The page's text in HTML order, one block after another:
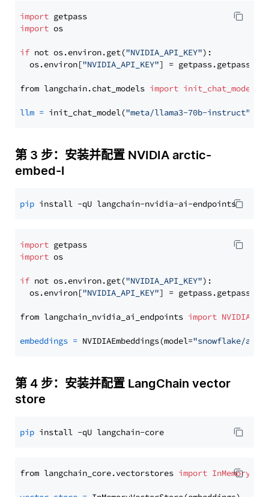
import
import os
if not os.environ.get("NVIDIA_API_KEY"):
  os.environ[
"NVIDIA_API_KEY"] = getpass.getpass(
from langchain.chat_models import init_chat_model
llm = init_chat_model("meta/llama3-70b-instruct"
第 3 步：安装并配置 NVIDIA arctic-
embed-l
pip
import
import os
if not os.environ.get("NVIDIA_API_KEY"):
  os.environ[
"NVIDIA_API_KEY"] = getpass.getpass(
from langchain_nvidia_ai_endpoints import
embeddings = NVIDIAEmbeddings(model="snowflake/
第 4 步：安装并配置 LangChain vector
store
pip
from langchain_core.vectorstores import